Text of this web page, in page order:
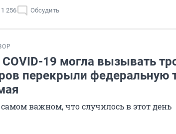
1 256 Обсудить
19 могла вызывать
перекрыли федеральную
важном, что случилось в этот день